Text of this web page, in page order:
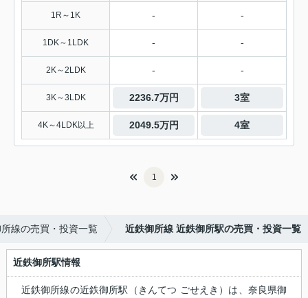
1R～1K - -
1DK～1LDK - -
2K～2LDK - -
3K～3LDK 2236.7万円 3室
4K～4LDK以上 2049.5万円 4室
1
線の売買・投資一覧 近鉄御所線 近鉄御所駅の売買・投資一覧
近鉄御所駅情報
近鉄御所線の近鉄御所駅（きんてつ ごせえき）は、奈良県御